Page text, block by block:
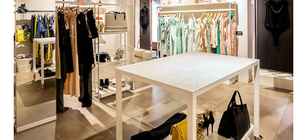
Zendress
SCOPRI IL PROGETTO +